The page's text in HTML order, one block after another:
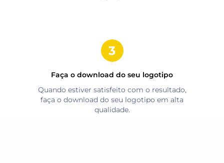
Faça o download do seu logotipo
Quando estiver satisfeito com o resultado,
faça o download do seu logotipo em alta
qualidade.